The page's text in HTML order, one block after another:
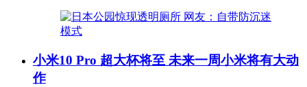
小米10 Pro 超大杯将至 未来一周小米将有大动
作